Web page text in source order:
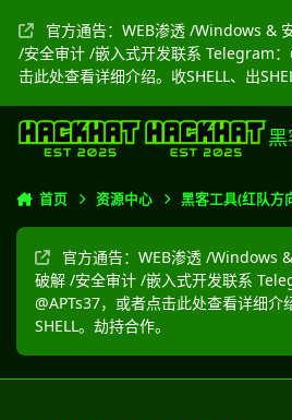
官方通告：WEB渗透 /Windows &
/安全审计 /嵌入式开发联系 Telegram：
击此处查看详细介绍。收SHELL、出
首页 资源中心 黑客工具(红队方
官方通告：WEB渗透 /Windows
破解 /安全审计 /嵌入式开发联系
@APTs37，或者点击此处查看详细介
SHELL。劫持合作。